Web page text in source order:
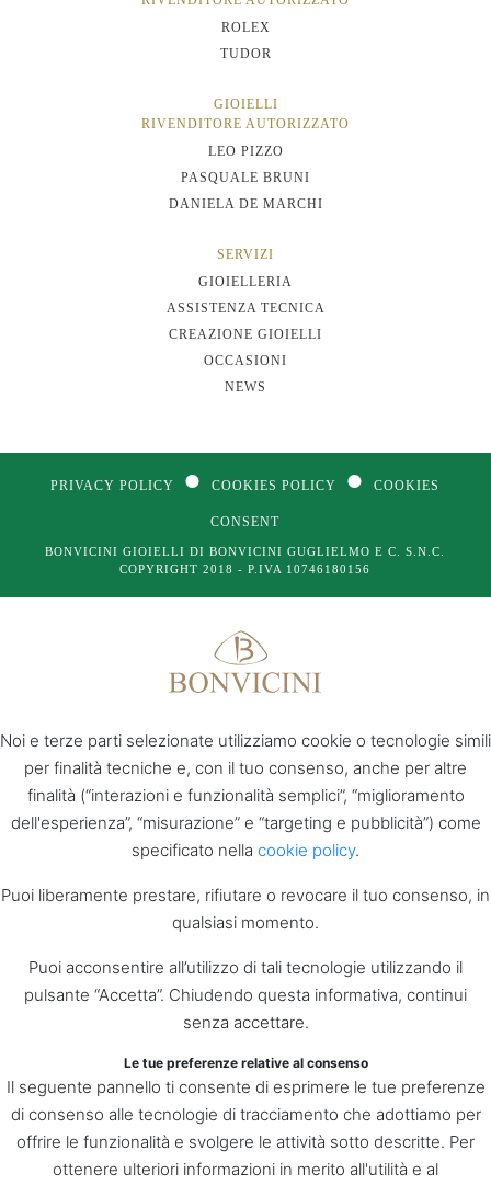
ROLEX
TUDOR
GIOIELLI
RIVENDITORE AUTORIZZATO
LEO PIZZO
PASQUALE BRUNI
DANIELA DE MARCHI
SERVIZI
GIOIELLERIA
ASSISTENZA TECNICA
CREAZIONE GIOIELLI
OCCASIONI
NEWS
PRIVACY POLICY ●COOKIES POLICY ●COOKIES
CONSENT
BONVICINI GIOIELLI DI BONVICINI GUGLIELMO E C. S.N.C.
COPYRIGHT 2018 - P.IVA 10746180156
Noi e terze parti selezionate utilizziamo cookie o tecnologie simili
per finalità tecniche e, con il tuo consenso, anche per altre
finalità (“interazioni e funzionalità semplici”, “miglioramento
dell'esperienza”, “misurazione” e “targeting e pubblicità”) come
specificato nella cookie policy.
Puoi liberamente prestare, rifiutare o revocare il tuo consenso, in
qualsiasi momento.
Puoi acconsentire all’utilizzo di tali tecnologie utilizzando il
pulsante “Accetta”. Chiudendo questa informativa, continui
senza accettare.
Le tue preferenze relative al consenso
Il seguente pannello ti consente di esprimere le tue preferenze
di consenso alle tecnologie di tracciamento che adottiamo per
offrire le funzionalità e svolgere le attività sotto descritte. Per
ottenere ulteriori informazioni in merito all'utilità e al